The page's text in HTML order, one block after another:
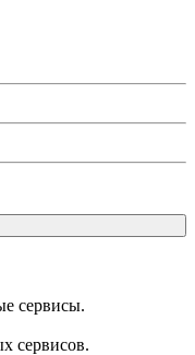
сервисы.
сервисов.